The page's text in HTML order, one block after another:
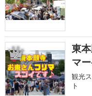
2
東
マ
観光
ト